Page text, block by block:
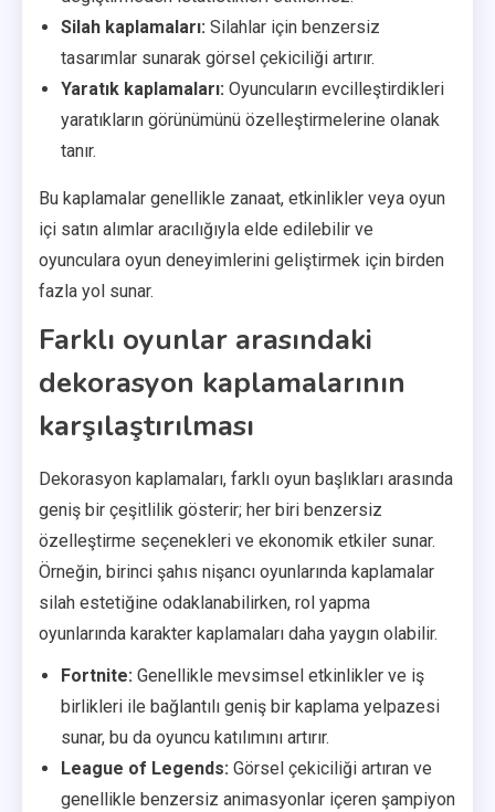
Silah kaplamaları: Silahlar için benzersiz
tasarımlar sunarak görsel çekiciliği artırır.
Yaratık kaplamaları: Oyuncuların evcilleştirdikleri
yaratıkların görünümünü özelleştirmelerine olanak
tanır.
Bu kaplamalar genellikle zanaat, etkinlikler veya oyun
içi satın alımlar aracılığıyla elde edilebilir ve
oyunculara oyun deneyimlerini geliştirmek için birden
fazla yol sunar.
Farklı oyunlar arasındaki
dekorasyon kaplamalarının
karşılaştırılması
Dekorasyon kaplamaları, farklı oyun başlıkları arasında
geniş bir çeşitlilik gösterir; her biri benzersiz
özelleştirme seçenekleri ve ekonomik etkiler sunar.
Örneğin, birinci şahıs nişancı oyunlarında kaplamalar
silah estetiğine odaklanabilirken, rol yapma
oyunlarında karakter kaplamaları daha yaygın olabilir.
Fortnite: Genellikle mevsimsel etkinlikler ve iş
birlikleri ile bağlantılı geniş bir kaplama yelpazesi
sunar, bu da oyuncu katılımını artırır.
League of Legends: Görsel çekiciliği artıran ve
genellikle benzersiz animasyonlar içeren şampiyon